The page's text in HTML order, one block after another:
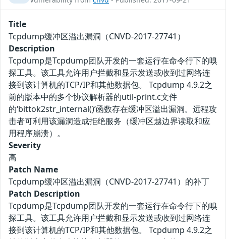
Title
Tcpdump缓冲区溢出漏洞（CNVD-2017-27741）
Description
Tcpdump是Tcpdump团队开发的一套运行在命令行下的嗅
探工具。该工具允许用户拦截和显示发送或收到过网络连
接到该计算机的TCP/IP和其他数据包。 Tcpdump 4.9.2之
前的版本中的多个协议解析器的util-print.c文件
的‘bittok2str_internal()’函数存在缓冲区溢出漏洞。远程攻
击者可利用该漏洞造成拒绝服务（缓冲区越边界读取和应
用程序崩溃）。
Severity
高
Patch Name
Tcpdump缓冲区溢出漏洞（CNVD-2017-27741）的补丁
Patch Description
Tcpdump是Tcpdump团队开发的一套运行在命令行下的嗅
探工具。该工具允许用户拦截和显示发送或收到过网络连
接到该计算机的TCP/IP和其他数据包。 Tcpdump 4.9.2之